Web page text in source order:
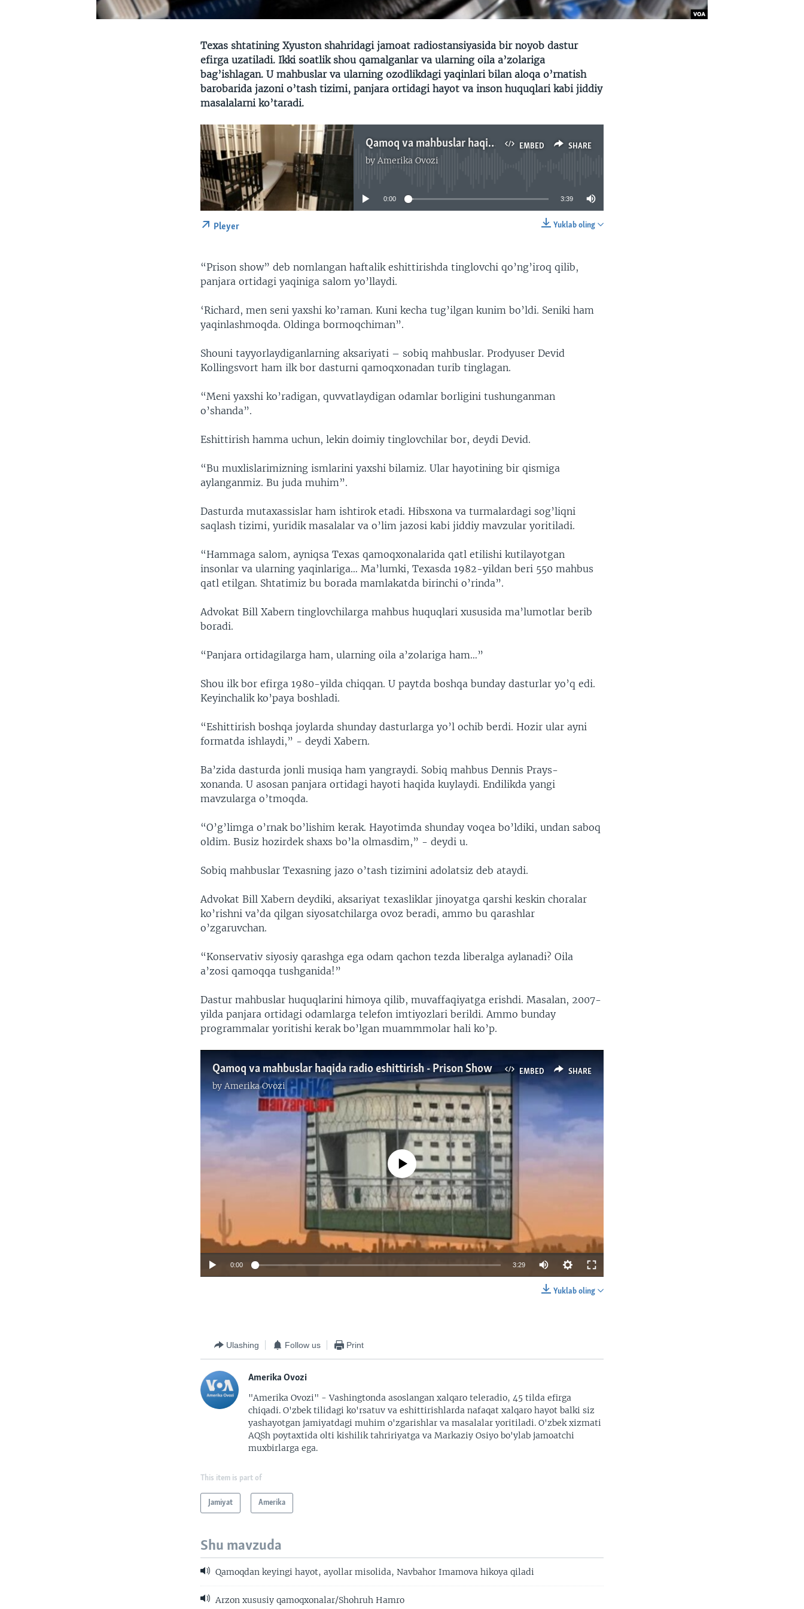
Texas shtatining Xyuston shahridagi jamoat radiostansiyasida bir noyob dastur
efirga uzatiladi. Ikki soatlik shou qamalganlar va ularning oila a’zolariga
bag’ishlagan. U mahbuslar va ularning ozodlikdagi yaqinlari bilan aloqa o’rnatish
barobarida jazoni o’tash tizimi, panjara ortidagi hayot va inson huquqlari kabi jiddiy
masalalarni ko’taradi.
EMBED SHARE
Qamoq va mahbuslar haqida radio dastur - Navbahor Imamova
byAmerika Ovozi
No media source currently available
0:00 3:39
Yuklab oling
Pleyer
“Prison show” deb nomlangan haftalik eshittirishda tinglovchi qo’ng’iroq qilib,
panjara ortidagi yaqiniga salom yo’llaydi.
‘Richard, men seni yaxshi ko’raman. Kuni kecha tug’ilgan kunim bo’ldi. Seniki ham
yaqinlashmoqda. Oldinga bormoqchiman”.
Shouni tayyorlaydiganlarning aksariyati – sobiq mahbuslar. Prodyuser Devid
Kollingsvort ham ilk bor dasturni qamoqxonadan turib tinglagan.
“Meni yaxshi ko’radigan, quvvatlaydigan odamlar borligini tushunganman
o’shanda”.
Eshittirish hamma uchun, lekin doimiy tinglovchilar bor, deydi Devid.
“Bu muxlislarimizning ismlarini yaxshi bilamiz. Ular hayotining bir qismiga
aylanganmiz. Bu juda muhim”.
Dasturda mutaxassislar ham ishtirok etadi. Hibsxona va turmalardagi sog’liqni
saqlash tizimi, yuridik masalalar va o’lim jazosi kabi jiddiy mavzular yoritiladi.
“Hammaga salom, ayniqsa Texas qamoqxonalarida qatl etilishi kutilayotgan
insonlar va ularning yaqinlariga… Ma’lumki, Texasda 1982-yildan beri 550 mahbus
qatl etilgan. Shtatimiz bu borada mamlakatda birinchi o’rinda”.
Advokat Bill Xabern tinglovchilarga mahbus huquqlari xususida ma’lumotlar berib
boradi.
“Panjara ortidagilarga ham, ularning oila a’zolariga ham…”
Shou ilk bor efirga 1980-yilda chiqqan. U paytda boshqa bunday dasturlar yo’q edi.
Keyinchalik ko’paya boshladi.
“Eshittirish boshqa joylarda shunday dasturlarga yo’l ochib berdi. Hozir ular ayni
formatda ishlaydi,” - deydi Xabern.
Ba’zida dasturda jonli musiqa ham yangraydi. Sobiq mahbus Dennis Prays-
xonanda. U asosan panjara ortidagi hayoti haqida kuylaydi. Endilikda yangi
mavzularga o’tmoqda.
“O’g’limga o’rnak bo’lishim kerak. Hayotimda shunday voqea bo’ldiki, undan saboq
oldim. Busiz hozirdek shaxs bo’la olmasdim,” - deydi u.
Sobiq mahbuslar Texasning jazo o’tash tizimini adolatsiz deb ataydi.
Advokat Bill Xabern deydiki, aksariyat texasliklar jinoyatga qarshi keskin choralar
ko’rishni va’da qilgan siyosatchilarga ovoz beradi, ammo bu qarashlar
o’zgaruvchan.
“Konservativ siyosiy qarashga ega odam qachon tezda liberalga aylanadi? Oila
a’zosi qamoqqa tushganida!”
Dastur mahbuslar huquqlarini himoya qilib, muvaffaqiyatga erishdi. Masalan, 2007-
yilda panjara ortidagi odamlarga telefon imtiyozlari berildi. Ammo bunday
programmalar yoritishi kerak bo’lgan muammmolar hali ko’p.
EMBED SHARE
Qamoq va mahbuslar haqida radio eshittirish - Prison Show
byAmerika Ovozi
No media source currently available
0:00 3:29
Yuklab oling
Ulashing Follow us Print
Amerika Ovozi
"Amerika Ovozi" - Vashingtonda asoslangan xalqaro teleradio, 45 tilda efirga
chiqadi. O'zbek tilidagi ko'rsatuv va eshittirishlarda nafaqat xalqaro hayot balki siz
yashayotgan jamiyatdagi muhim o'zgarishlar va masalalar yoritiladi. O'zbek xizmati
AQSh poytaxtida olti kishilik tahririyatga va Markaziy Osiyo bo'ylab jamoatchi
muxbirlarga ega.
This item is part of
Jamiyat Amerika
Shu mavzuda
Qamoqdan keyingi hayot, ayollar misolida, Navbahor Imamova hikoya qiladi
Arzon xususiy qamoqxonalar/Shohruh Hamro